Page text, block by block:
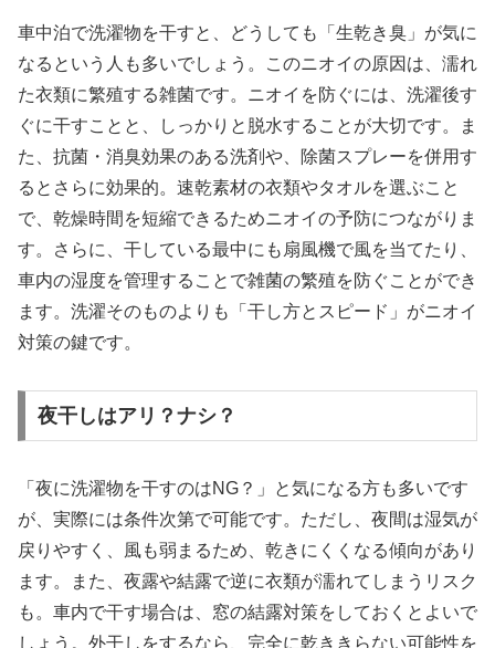
車中泊で洗濯物を干すと、どうしても「生乾き臭」が気に
なるという人も多いでしょう。このニオイの原因は、濡れ
た衣類に繁殖する雑菌です。ニオイを防ぐには、洗濯後す
ぐに干すことと、しっかりと脱水することが大切です。ま
た、抗菌・消臭効果のある洗剤や、除菌スプレーを併用す
るとさらに効果的。速乾素材の衣類やタオルを選ぶこと
で、乾燥時間を短縮できるためニオイの予防につながりま
す。さらに、干している最中にも扇風機で風を当てたり、
車内の湿度を管理することで雑菌の繁殖を防ぐことができ
ます。洗濯そのものよりも「干し方とスピード」がニオイ
対策の鍵です。
夜干しはアリ？ナシ？
「夜に洗濯物を干すのはNG？」と気になる方も多いです
が、実際には条件次第で可能です。ただし、夜間は湿気が
戻りやすく、風も弱まるため、乾きにくくなる傾向があり
ます。また、夜露や結露で逆に衣類が濡れてしまうリスク
も。車内で干す場合は、窓の結露対策をしておくとよいで
しょう。外干しをするなら、完全に乾ききらない可能性を